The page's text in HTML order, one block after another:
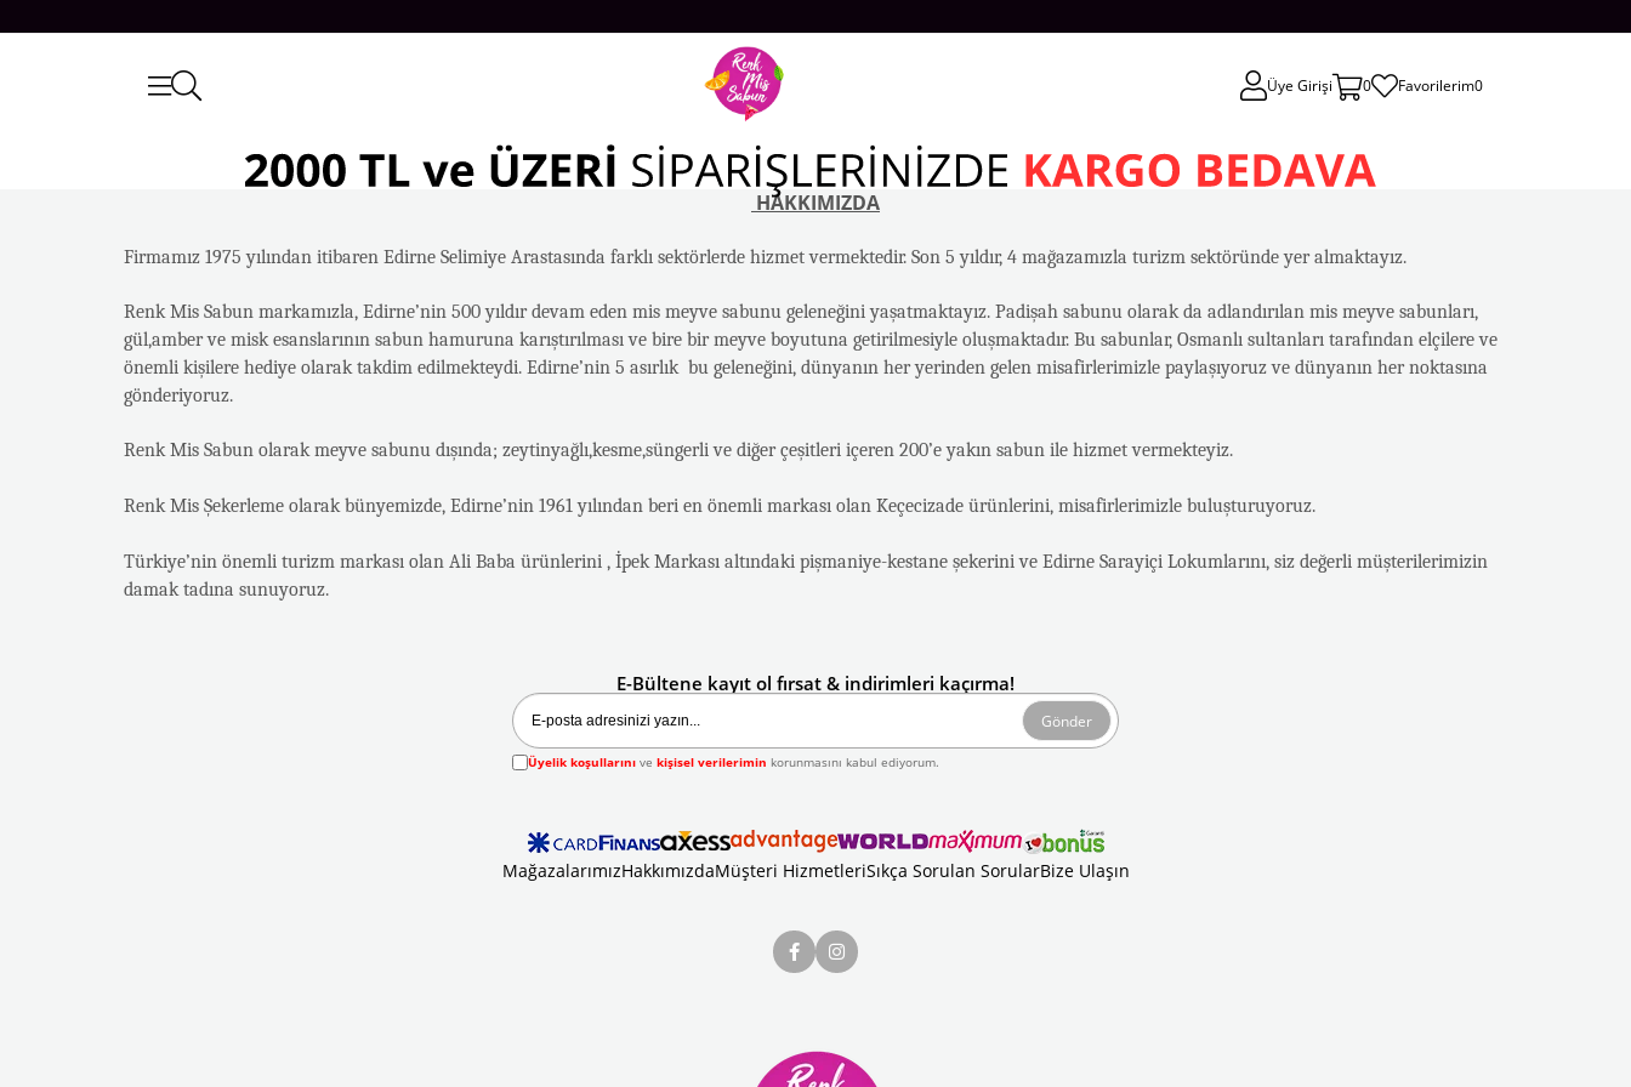
Üye Girişi 0 Favorilerim0
HAKKIMIZDA
Firmamız 1975 yılından itibaren Edirne Selimiye Arastasında farklı sektörlerde hizmet vermektedir. Son 5 yıldır, 4 mağazamızla turizm sektöründe yer almaktayız.
Renk Mis Sabun markamızla, Edirne’nin 500 yıldır devam eden mis meyve sabunu geleneğini yaşatmaktayız. Padişah sabunu olarak da adlandırılan mis meyve sabunları,
gül,amber ve misk esanslarının sabun hamuruna karıştırılması ve bire bir meyve boyutuna getirilmesiyle oluşmaktadır. Bu sabunlar, Osmanlı sultanları tarafından elçilere ve
önemli kişilere hediye olarak takdim edilmekteydi. Edirne’nin 5 asırlık bu geleneğini, dünyanın her yerinden gelen misafirlerimizle paylaşıyoruz ve dünyanın her noktasına
gönderiyoruz.
Renk Mis Sabun olarak meyve sabunu dışında; zeytinyağlı,kesme,süngerli ve diğer çeşitleri içeren 200’e yakın sabun ile hizmet vermekteyiz.
Renk Mis Şekerleme olarak bünyemizde, Edirne’nin 1961 yılından beri en önemli markası olan Keçecizade ürünlerini, misafirlerimizle buluşturuyoruz.
Türkiye’nin önemli turizm markası olan Ali Baba ürünlerini , İpek Markası altındaki pişmaniye-kestane şekerini ve Edirne Sarayiçi Lokumlarını, siz değerli müşterilerimizin
damak tadına sunuyoruz.
E-Bültene kayıt ol fırsat & indirimleri kaçırma!
Gönder
Üyelik koşullarını ve kişisel verilerimin korunmasını kabul ediyorum.
MağazalarımızHakkımızdaMüşteri HizmetleriSıkça Sorulan SorularBize Ulaşın